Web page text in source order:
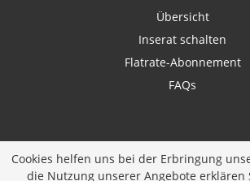
Übersicht
Inserat schalten
Flatrate-Abonnement
FAQs
Cookies helfen uns bei der Erbringung
die Nutzung unserer Angebote erklären